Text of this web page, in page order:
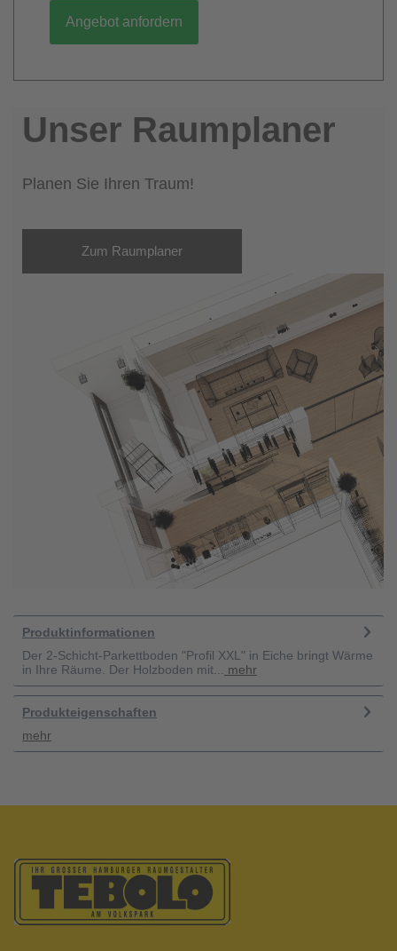
Angebot anfordern
Unser Raumplaner
Planen Sie Ihren Traum!
Zum Raumplaner
Produktinformationen
Der 2-Schicht-Parkettboden "Profil XXL" in Eiche bringt Wärme
in Ihre Räume. Der Holzboden mit...
mehr
Produkteigenschaften
mehr